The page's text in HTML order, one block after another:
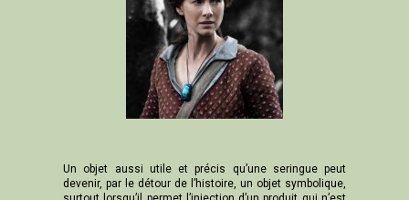
Un objet aussi utile et précis qu’une seringue peut
devenir, par le détour de l’histoire, un objet symbolique,